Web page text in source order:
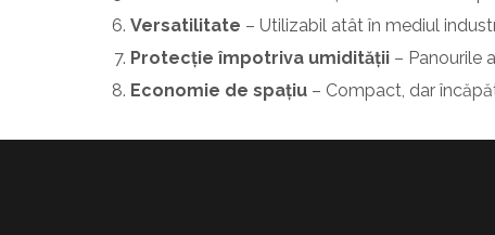
Versatilitate – Utilizabil atât în mediul
Protecție împotriva umidității – Panourile
Economie de spațiu – Compact, dar